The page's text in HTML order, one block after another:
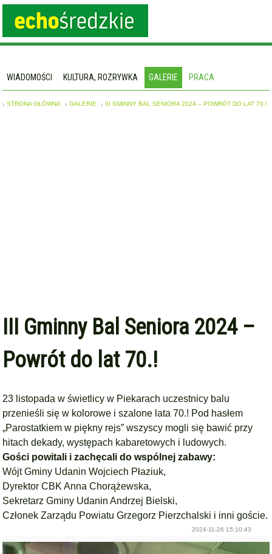
WIADOMOŚCI KULTURA, ROZRYWKA GALERIE PRACA
STRONA GŁÓWNA GALERIE III GMINNY BAL SENIORA 2024 – POWRÓT DO LAT 70.!
III Gminny Bal Seniora 2024 –
Powrót do lat 70.!
23 listopada w świetlicy w Piekarach uczestnicy balu
przenieśli się w kolorowe i szalone lata 70.! Pod hasłem
„Parostatkiem w piękny rejs” wszyscy mogli się bawić przy
hitach dekady, występach kabaretowych i ludowych.
Gości powitali i zachęcali do wspólnej zabawy:
Wójt Gminy UdaninWojciech Płaziuk,
Dyrektor CBKAnna Chorążewska,
Sekretarz Gminy UdaninAndrzej Bielski,
Członek Zarządu Powiatu Grzegorz Pierzchalski i inni goście.
2024-11-26 15:10:43